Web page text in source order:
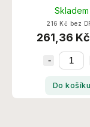
Skladem
216 Kč bez
261,36 Kč
Do košíku